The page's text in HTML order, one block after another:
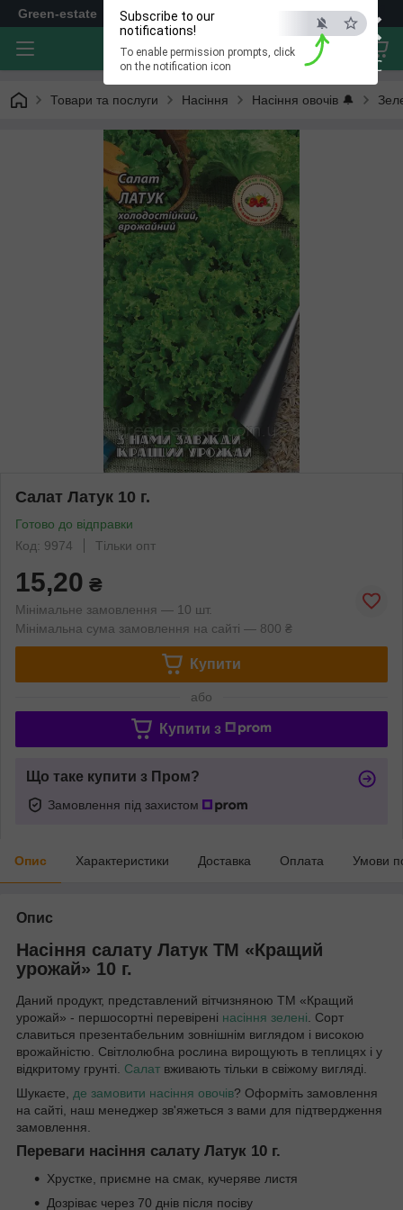
×
ESC
Subscribe to our
notifications!
To enable permission prompts, click
on the notification icon
Green-estate
Товари та послуги Насіння Насіння овочів 🔔
Салат Латук 10 г.
Готово до відправки
Код: 9974
Тільки опт
15,20 ₴
Мінімальне замовлення — 10 шт.
Мінімальна сума замовлення на сайті — 800 ₴
Купити
або
Купити з
Що таке купити з Пром?
Замовлення під захистом
Опис Характеристики Доставка Оплата Умови
Опис
Насіння салату Латук ТМ «Кращий
урожай» 10 г.
Даний продукт, представлений вітчизняною ТМ «Кращий
урожай» - першосортні перевірені насіння зелені. Сорт
славиться презентабельним зовнішнім виглядом і високою
врожайністю. Світлолюбна рослина вирощують в теплицях і у
відкритому грунті. Салат вживають тільки в свіжому вигляді.
Шукаєте, де замовити насіння овочів? Оформіть замовлення
на сайті, наш менеджер зв'яжеться з вами для підтвердження
замовлення.
Переваги насіння салату Латук 10 г.
Хрустке, приємне на смак, кучеряве листя
Дозріває через 70 днів після посіву